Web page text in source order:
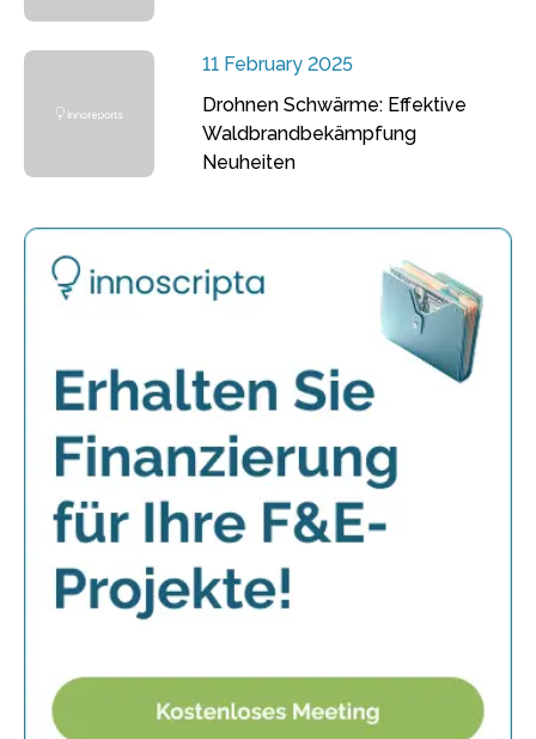
11 February 2025
Drohnen Schwärme: Effektive
Waldbrandbekämpfung
Neuheiten